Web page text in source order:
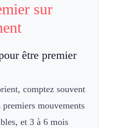
sur
être premier
comptez souvent
mouvements
et 3 à 6 mois